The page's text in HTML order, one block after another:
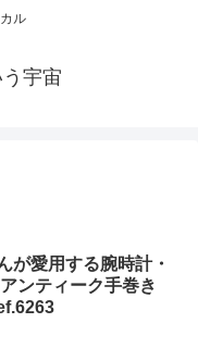
ル
宇宙
が愛用する腕時計・
ンティーク手巻き